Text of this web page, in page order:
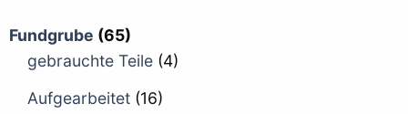
Fundgrube (65)
gebrauchte Teile (4)
Aufgearbeitet (16)